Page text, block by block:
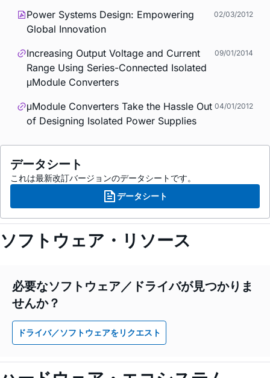
Power Systems Design: Empowering
Global Innovation
02/03/2012
Increasing Output Voltage and Current
Range Using Series-Connected Isolated
μModule Converters
09/01/2014
μModule Converters Take the Hassle Out
of Designing Isolated Power Supplies
04/01/2012
データシート
これは最新改訂バージョンのデータシートです。
データシート
ソフトウェア・リソース
必要なソフトウェア／ドライバが見つかりま
せんか？
ドライバ／ソフトウェアをリクエスト